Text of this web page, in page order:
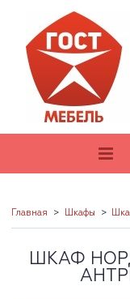
Главная Шкафы
ШКАФ